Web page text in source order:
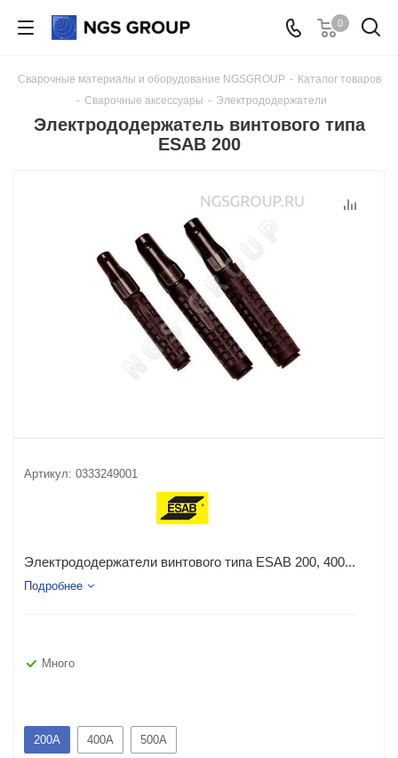
0
Сварочные материалы и оборудование NGSGROUP - Каталог товаров
- Сварочные аксессуары - Электрододержатели
Электрододержатель винтового типа
ESAB 200
Артикул: 0333249001
Электрододержатели винтового типа ESAB 200, 400...
Подробнее
Много
200А 400А 500А